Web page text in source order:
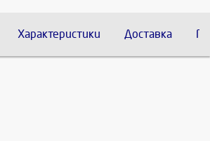
Характеристики Доставка